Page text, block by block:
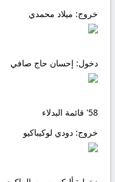
خروج: ميلاد محمدي
دخول: إحسان حاج صافي
58' قائمة البدلاء
خروج: دودي لوكيباكيو